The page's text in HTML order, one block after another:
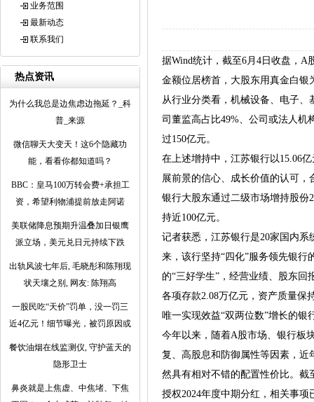
业务范围
最新动态
联系我们
热点资讯
为什么我总是边焦虑边拖延？_科
普_来源
微信聊天大变天！这6个隐藏功
能，看看你都知道吗？
BBC：皇马100万转会费+承担工
资，希望利物浦提前放走阿诺
美联储降息预期升温叠加日银鹰
派立场，美元兑日元持续下跌
出轨风波七年后, 毛晓彤和陈翔现
状天壤之别, 网友: 陈翔高
一股民吃“天价”罚单，没一罚三
近4亿元！细节曝光，被罚原因或
餐饮油烟在线监测仪, 守护蓝天的
隐形卫士
鼻炎就是上焦虚、中焦堵、下焦
据Wind统计，截至6月4日收盘，A
金额位居榜首，大股东用真金白
从行业分类看，机械设备、电子
司董监高占比49%、公司或法人机
过150亿元。
在上述增持中，江苏银行以15.06
展前景的信心、成长价值的认可，
银行大股东通过二级市场增持股份
持近100亿元。
记者获悉，江苏银行是20家国内系
来，该行坚持“四化”服务领先银行
的“三好学生”，经营业绩、股东
各项存款2.08万亿元，资产质量保
唯一实现效益“双两位数”增长的银
今年以来，随着A股市场、银行板
复、高股息和防御属性等因素，近
然具有相对不错的配置性价比。截
授权2024年度中期分红，相关事